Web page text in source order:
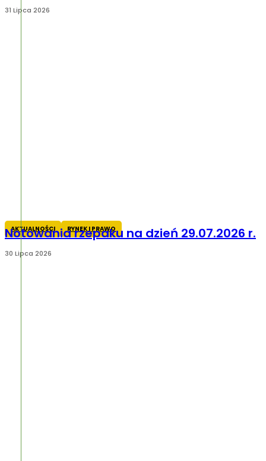
31 Lipca 2026
AKTUALNOŚCI RYNEK I PRAWO
Notowania rzepaku na dzień 29.07.2026 r.
30 Lipca 2026